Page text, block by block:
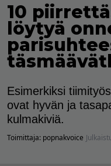
10
löytyä
Esimerkiksi
ovat hyvän ja
kulmakiviä.
Toimittaja: popnakvoice